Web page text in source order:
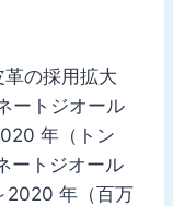
の採用拡大
ートジオール
年（トン
ートジオール
2020 年（百万